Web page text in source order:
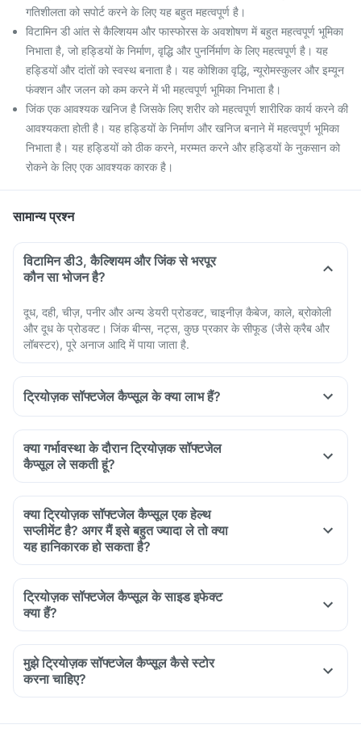
गतिशीलता को सपोर्ट करने के लिए यह बहुत महत्वपूर्ण है।
विटामिन डी आंत से कैल्शियम और फास्फोरस के अवशोषण में बहुत महत्वपूर्ण भूमिका
निभाता है, जो हड्डियों के निर्माण, वृद्धि और पुनर्निर्माण के लिए महत्वपूर्ण है। यह
हड्डियों और दांतों को स्वस्थ बनाता है। यह कोशिका वृद्धि, न्यूरोमस्कुलर और इम्यून
फंक्शन और जलन को कम करने में भी महत्वपूर्ण भूमिका निभाता है।
जिंक एक आवश्यक खनिज है जिसके लिए शरीर को महत्वपूर्ण शारीरिक कार्य करने की
आवश्यकता होती है। यह हड्डियों के निर्माण और खनिज बनाने में महत्वपूर्ण भूमिका
निभाता है। यह हड्डियों को ठीक करने, मरम्मत करने और हड्डियों के नुकसान को
रोकने के लिए एक आवश्यक कारक है।
सामान्य प्रश्न
विटामिन डी3, कैल्शियम और जिंक से भरपूर
कौन सा भोजन है?
दूध, दही, चीज़, पनीर और अन्य डेयरी प्रोडक्ट, चाइनीज़ कैबेज, काले, ब्रोकोली
और दूध के प्रोडक्ट। जिंक बीन्स, नट्स, कुछ प्रकार के सीफूड (जैसे क्रैब और
लॉबस्टर), पूरे अनाज आदि में पाया जाता है.
ट्रियोज़क सॉफ्टजेल कैप्सूल के क्या लाभ हैं?
क्या गर्भावस्था के दौरान ट्रियोज़क सॉफ्टजेल
कैप्सूल ले सकती हूं?
क्या ट्रियोज़क सॉफ्टजेल कैप्सूल एक हेल्थ
सप्लीमेंट है? अगर मैं इसे बहुत ज्यादा ले तो क्या
यह हानिकारक हो सकता है?
ट्रियोज़क सॉफ्टजेल कैप्सूल के साइड इफेक्ट
क्या हैं?
मुझे ट्रियोज़क सॉफ्टजेल कैप्सूल कैसे स्टोर
करना चाहिए?